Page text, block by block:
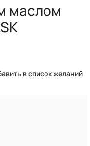
маслом
в список желаний